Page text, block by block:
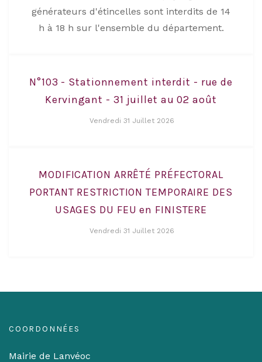
générateurs d'étincelles sont interdits de 14
h à 18 h sur l'ensemble du département.
N°103 - Stationnement interdit - rue de
Kervingant - 31 juillet au 02 août
Vendredi 31 Juillet 2026
MODIFICATION ARRÊTÉ PRÉFECTORAL
PORTANT RESTRICTION TEMPORAIRE DES
USAGES DU FEU en FINISTERE
Vendredi 31 Juillet 2026
COORDONNÉES
Mairie de Lanvéoc